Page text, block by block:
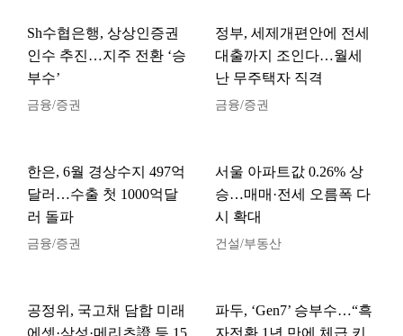
Sh수협은행, 상상인증권
인수 추진…지주 전환 ‘승
부수’
금융/증권
정부, 세제개편안에 전세
대출까지 조인다…월세
난 무주택자 직격
금융/증권
한은, 6월 경상수지 497억
달러…수출 첫 1000억달
러 돌파
금융/증권
서울 아파트값 0.26% 상
승…매매·전세 오름폭 다
시 확대
건설/부동산
공정위, 국고채 담합 미래
에셋·삼성·메리츠證 등 15
파두, ‘Gen7’ 승부수…“흑
자전환 1년 만에 체급 키